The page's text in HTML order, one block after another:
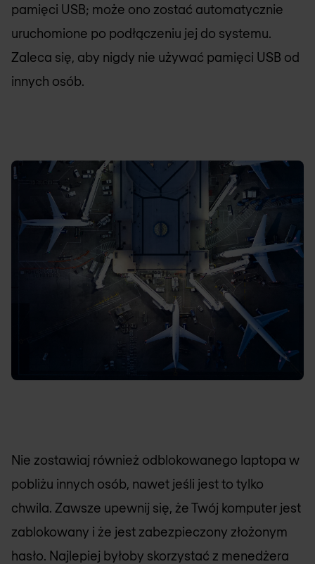
pamięci USB; może ono zostać automatycznie
uruchomione po podłączeniu jej do systemu.
Zaleca się, aby nigdy nie używać pamięci USB od
innych osób.
Nie zostawiaj również odblokowanego laptopa w
pobliżu innych osób, nawet jeśli jest to tylko
chwila. Zawsze upewnij się, że Twój komputer jest
zablokowany i że jest zabezpieczony złożonym
hasło. Najlepiej byłoby skorzystać z menedżera